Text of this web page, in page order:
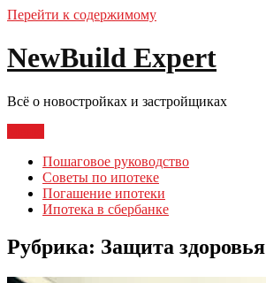
Перейти к содержимому
NewBuild Expert
Всё о новостройках и застройщиках
Пошаговое руководство
Советы по ипотеке
Погашение ипотеки
Ипотека в сбербанке
Рубрика: Защита здоровья